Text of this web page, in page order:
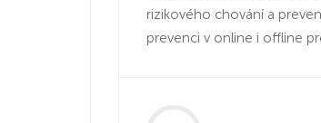
rizikového chování a
prevenci v online i offline